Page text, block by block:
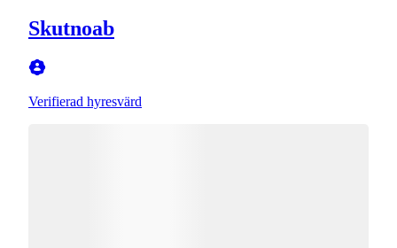
Skutnoab
Verifierad hyresvärd